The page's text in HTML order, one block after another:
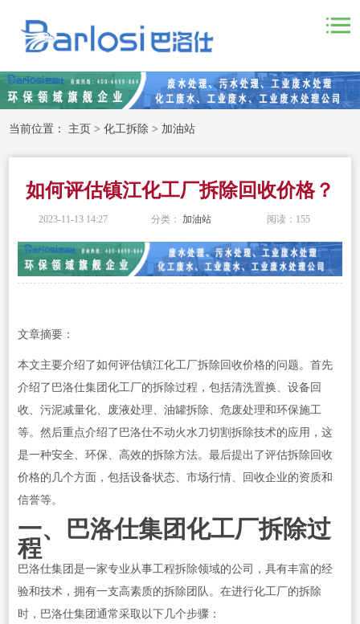
当前位置： 主页 >化工拆除 > 加油站
如何评估镇江化工厂拆除回收价格？
2023-11-13 14:27 分类：加油站 阅读： 155
文章摘要：
本文主要介绍了如何评估镇江化工厂拆除回收价格的问题。首先
介绍了巴洛仕集团化工厂的拆除过程，包括清洗置换、设备回
收、污泥减量化、废液处理、油罐拆除、危废处理和环保施工
等。然后重点介绍了巴洛仕不动火水刀切割拆除技术的应用，这
是一种安全、环保、高效的拆除方法。最后提出了评估拆除回收
价格的几个方面，包括设备状态、市场行情、回收企业的资质和
信誉等。
一、巴洛仕集团化工厂拆除过
程
巴洛仕集团是一家专业从事工程拆除领域的公司，具有丰富的经
验和技术，拥有一支高素质的拆除团队。在进行化工厂的拆除
时，巴洛仕集团通常采取以下几个步骤：